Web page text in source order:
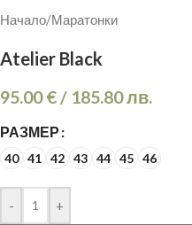
Начало/Маратонки
Atelier Black
95.00€/ 185.80лв.
РАЗМЕР
40 41 42 43 44 45 46
- +